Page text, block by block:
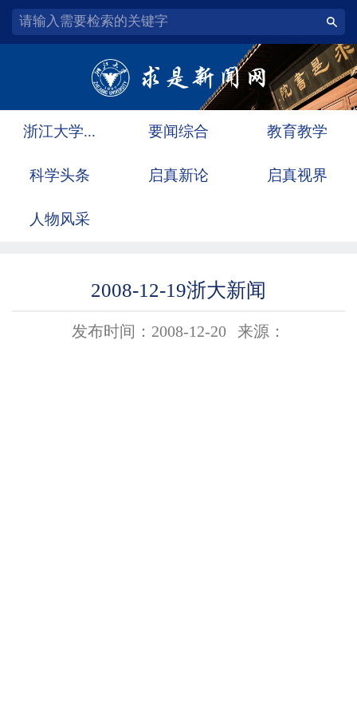
浙江大学... 要闻综合 教育教学
科学头条 启真新论 启真视界
人物风采
2008-12-19浙大新闻
发布时间：2008-12-20 来源：